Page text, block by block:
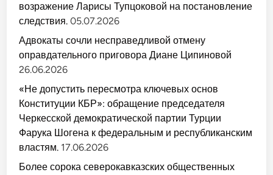
возражение Ларисы Тупцоковой на постановление
следствия. 05.07.2026
Адвокаты сочли несправедливой отмену
оправдательного приговора Диане Ципиновой
26.06.2026
«Не допустить пересмотра ключевых основ
Конституции КБР»: обращение председателя
Черкесской демократической партии Турции
Фарука Шогена к федеральным и республиканским
властям. 17.06.2026
Более сорока северокавказских общественных